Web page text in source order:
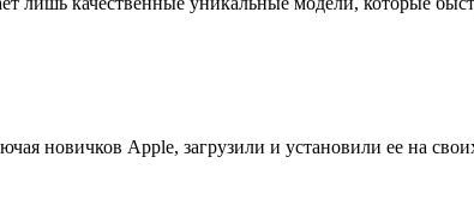
новичков Apple, загрузили и установили ее на